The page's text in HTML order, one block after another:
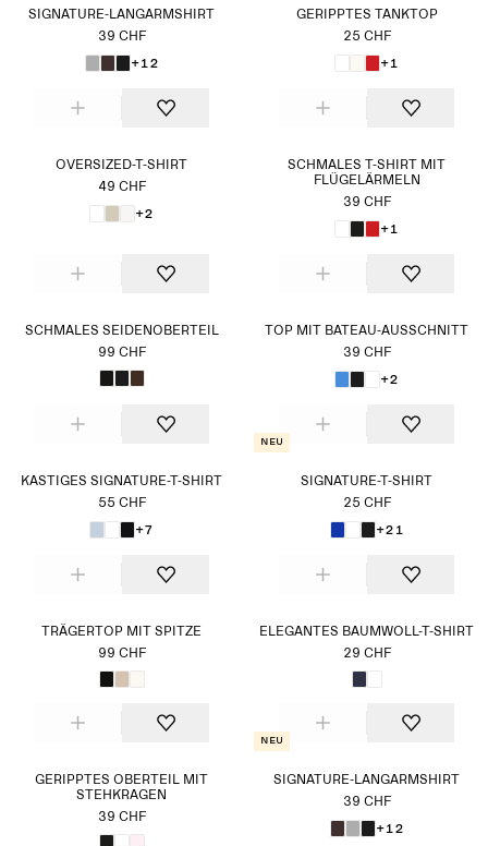
SIGNATURE-LANGARMSHIRT
39 CHF
+12
GERIPPTES TANKTOP
25 CHF
+1
OVERSIZED-T-SHIRT
49 CHF
+2
SCHMALES T-SHIRT MIT
FLÜGELÄRMELN
39 CHF
+1
SCHMALES SEIDENOBERTEIL
99 CHF
TOP MIT BATEAU-AUSSCHNITT
39 CHF
+2
KASTIGES SIGNATURE-T-SHIRT
55 CHF
+7
Neu
SIGNATURE-T-SHIRT
25 CHF
+21
TRÄGERTOP MIT SPITZE
99 CHF
ELEGANTES BAUMWOLL-T-SHIRT
29 CHF
GERIPPTES OBERTEIL MIT
STEHKRAGEN
39 CHF
Neu
SIGNATURE-LANGARMSHIRT
39 CHF
+12